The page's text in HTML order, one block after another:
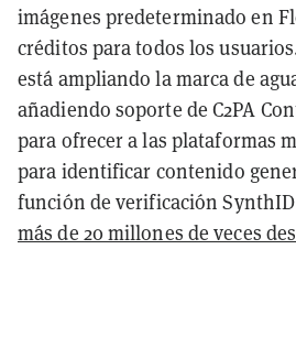
imágenes predeterminado en
créditos para todos los
está ampliando la marca de
añadiendo soporte de C2PA
para ofrecer a las plataformas
para identificar contenido
función de verificación
más de 20 millones de veces